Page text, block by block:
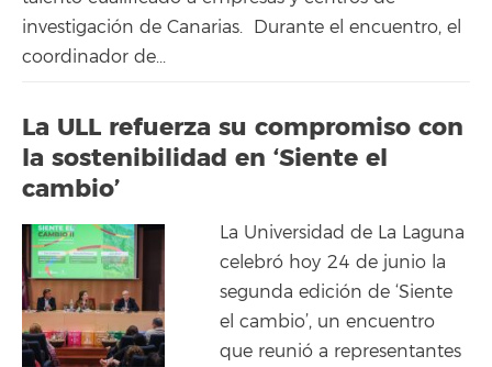
investigación de Canarias. Durante el encuentro, el
coordinador de...
La ULL refuerza su compromiso con
la sostenibilidad en ‘Siente el
cambio’
La Universidad de La Laguna
celebró hoy 24 de junio la
segunda edición de ‘Siente
el cambio’, un encuentro
que reunió a representantes